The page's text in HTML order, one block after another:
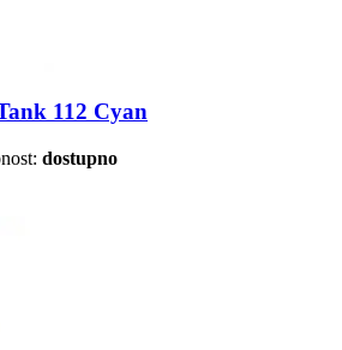
112 Cyan
dostupno